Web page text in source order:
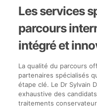
Les services
parcours
intégré et
La qualité du parcours
partenaires spécialisés
étape clé. Le Dr Sylvain
exhaustive des
traitements